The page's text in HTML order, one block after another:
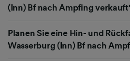
(Inn) Bf nach Ampfing
Planen Sie eine Hin- und
Wasserburg (Inn) Bf nach